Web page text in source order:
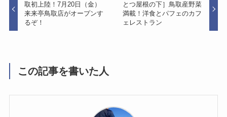
取初上陸！7月20日（金）
来来亭鳥取店がオープンす
るぞ！
とつ屋根の下］鳥取産野菜
満載！洋食とパフェのカフ
ェレストラン
この記事を書いた人